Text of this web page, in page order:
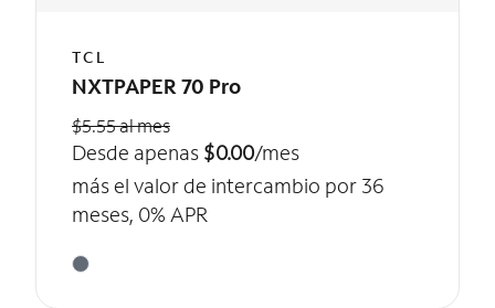
TCL
NXTPAPER 70 Pro
$5.55 al mes
Desde apenas $0.00/mes
más el valor de intercambio por 36
meses, 0% APR